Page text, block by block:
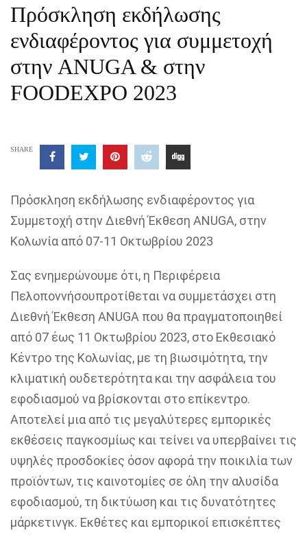
Πρόσκληση εκδήλωσης
ενδιαφέροντος για συμμετοχή
στην ANUGA & στην
FOODEXPO 2023
SHARE
Πρόσκληση εκδήλωσης ενδιαφέροντος για
Συμμετοχή στην Διεθνή Έκθεση ANUGA, στην
Κολωνία από 07-11 Οκτωβρίου 2023
Σας ενημερώνουμε ότι, η Περιφέρεια
Πελοποννήσουπροτίθεται να συμμετάσχει στη
Διεθνή Έκθεση ANUGA που θα πραγματοποιηθεί
από 07 έως 11 Οκτωβρίου 2023, στο Εκθεσιακό
Κέντρο της Κολωνίας, με τη βιωσιμότητα, την
κλιματική ουδετερότητα και την ασφάλεια του
εφοδιασμού να βρίσκονται στο επίκεντρο.
Αποτελεί μια από τις μεγαλύτερες εμπορικές
εκθέσεις παγκοσμίως και τείνει να υπερβαίνει τις
υψηλές προσδοκίες όσον αφορά την ποικιλία των
προϊόντων, τις καινοτομίες σε όλη την αλυσίδα
εφοδιασμού, τη δικτύωση και τις δυνατότητες
μάρκετινγκ. Εκθέτες και εμπορικοί επισκέπτες